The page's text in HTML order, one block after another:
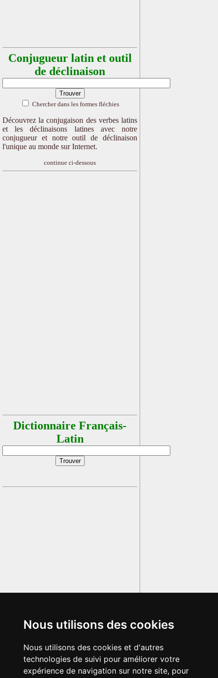
Nous utilisons des cookies
Nous utilisons des cookies et d'autres
technologies de suivi pour améliorer votre
expérience de navigation sur notre site, pour
Conjugueur latin et outil
de déclinaison
Chercher dans les formes fléchies
Découvrez la conjugaison des verbes latins
et les déclinaisons latines avec notre
conjugueur et notre outil de déclinaison
l'unique au monde sur Internet.
continue ci-dessous
Dictionnaire Français-
Latin